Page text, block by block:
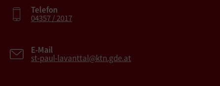
Telefon
04357 / 2017
E-Mail
st-paul-lavanttal@ktn.gde.at